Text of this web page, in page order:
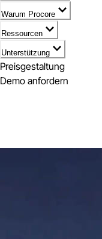
Warum Procore
Ressourcen
Unterstützung
Preisgestaltung
Demo anfordern